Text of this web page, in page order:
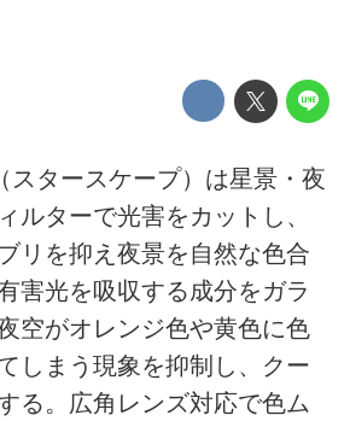
スタースケープ）は星景・夜
ルターで光害をカットし、
リを抑え夜景を自然な色合
害光を吸収する成分をガラ
空がオレンジ色や黄色に色
しまう現象を抑制し、クー
る。広角レンズ対応で色ム